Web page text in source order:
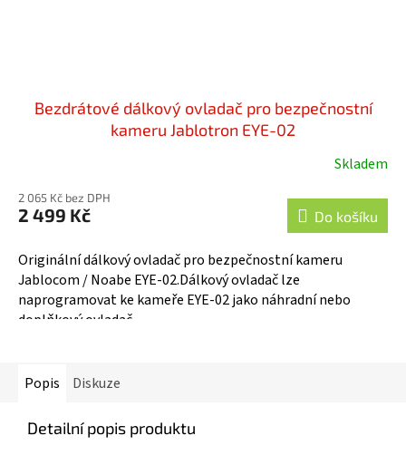
Bezdrátové dálkový ovladač pro bezpečnostní
kameru Jablotron EYE-02
produktu
je
z
5
hvězdiček.
Skladem
2 065 Kč bez DPH
2 499 Kč Do košíku
Originální dálkový ovladač pro bezpečnostní kameru
Jablocom / Noabe EYE-02.Dálkový ovladač lze
naprogramovat ke kameře EYE-02 jako náhradní nebo
doplňkový ovladač.
Popis Diskuze
Detailní popis produktu